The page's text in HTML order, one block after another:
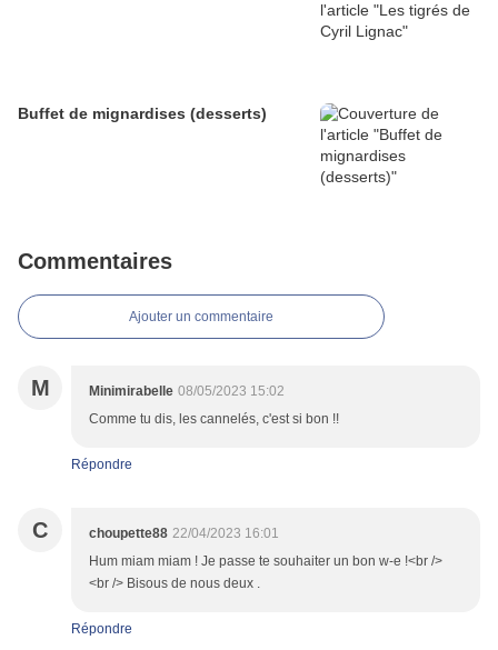
Buffet de mignardises (desserts)
Commentaires
Ajouter un commentaire
M Minimirabelle 08/05/2023 15:02
Comme tu dis, les cannelés, c'est si bon !!
Répondre
C choupette88 22/04/2023 16:01
Hum miam miam ! Je passe te souhaiter un bon w-e !<br />
<br /> Bisous de nous deux .
Répondre